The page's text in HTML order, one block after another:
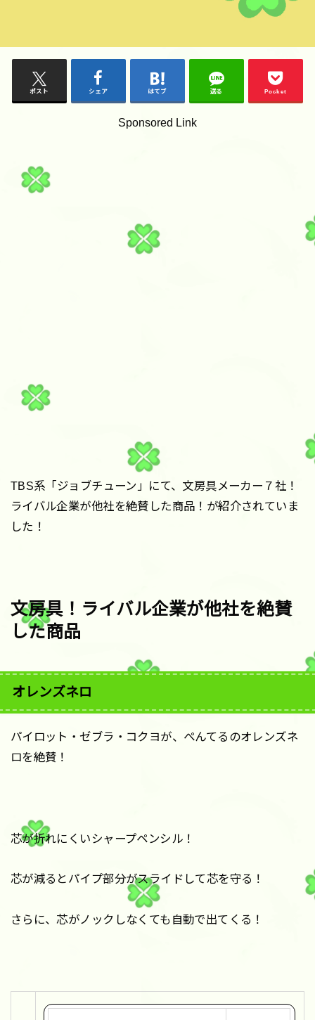
ポスト シェア はてブ 送る Pocket
Sponsored Link
TBS系「ジョブチューン」にて、文房具メーカー７社！
ライバル企業が他社を絶賛した商品！が紹介されていま
した！
文房具！ライバル企業が他社を絶賛
した商品
オレンズネロ
パイロット・ゼブラ・コクヨが、ぺんてるのオレンズネ
ロを絶賛！
芯が折れにくいシャープペンシル！
芯が減るとパイプ部分がスライドして芯を守る！
さらに、芯がノックしなくても自動で出てくる！